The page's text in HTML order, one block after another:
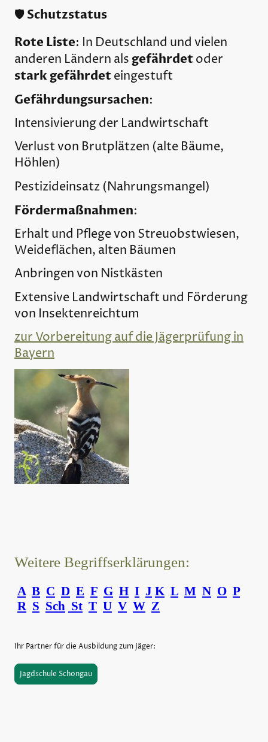
🛡️Schutzstatus
Rote Liste: In Deutschland und vielen
anderen Ländern als gefährdetoder
stark gefährdeteingestuft
Gefährdungsursachen:
Intensivierung der Landwirtschaft
Verlust von Brutplätzen (alte Bäume,
Höhlen)
Pestizideinsatz (Nahrungsmangel)
Fördermaßnahmen:
Erhalt und Pflege von Streuobstwiesen,
Weideflächen, alten Bäumen
Anbringen von Nistkästen
Extensive Landwirtschaft und Förderung
von Insektenreichtum
zur Vorbereitung auf die Jägerprüfung in
Bayern
Weitere Begriffserklärungen:
A B C D E F G H I J K L M N O P
R S Sch St T U V W Z
Ihr Partner für die Ausbildung zum Jäger:
Jagdschule Schongau